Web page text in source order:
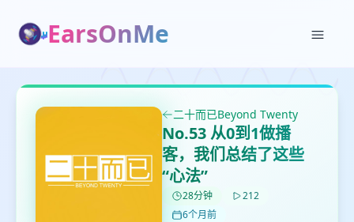
EarsOnMe
二十而已Beyond Twenty
No.53 从0到1做播
客，我们总结了这些
“心法”
28分钟
212
6个月前
✕
打分 ✕
删除确认 ✕
加入播单